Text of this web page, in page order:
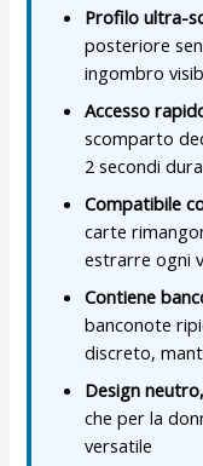
Profilo ultra-
posteriore
ingombro
Accesso
scomparto
2 secondi
Compatibile
carte
estrarre ogni
Contiene
banconote
discreto,
Design
che per la
versatile